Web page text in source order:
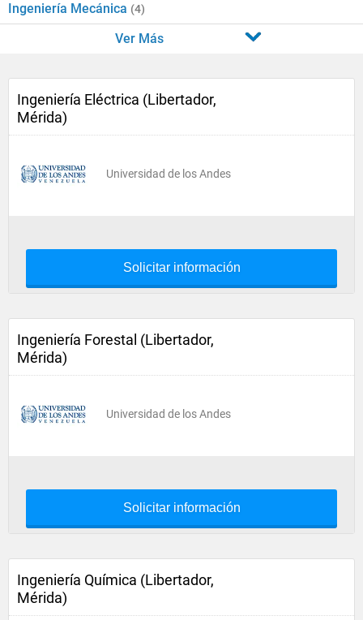
Ingeniería Mecánica (4)
Ver Más
Ingeniería Eléctrica (Libertador,
Mérida)
Universidad de los Andes
Solicitar información
Ingeniería Forestal (Libertador,
Mérida)
Universidad de los Andes
Solicitar información
Ingeniería Química (Libertador,
Mérida)